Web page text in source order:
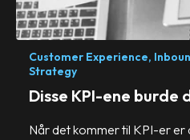
Customer Experience,
Strategy
Disse KPI-ene burde
Når det kommer til KPI-er